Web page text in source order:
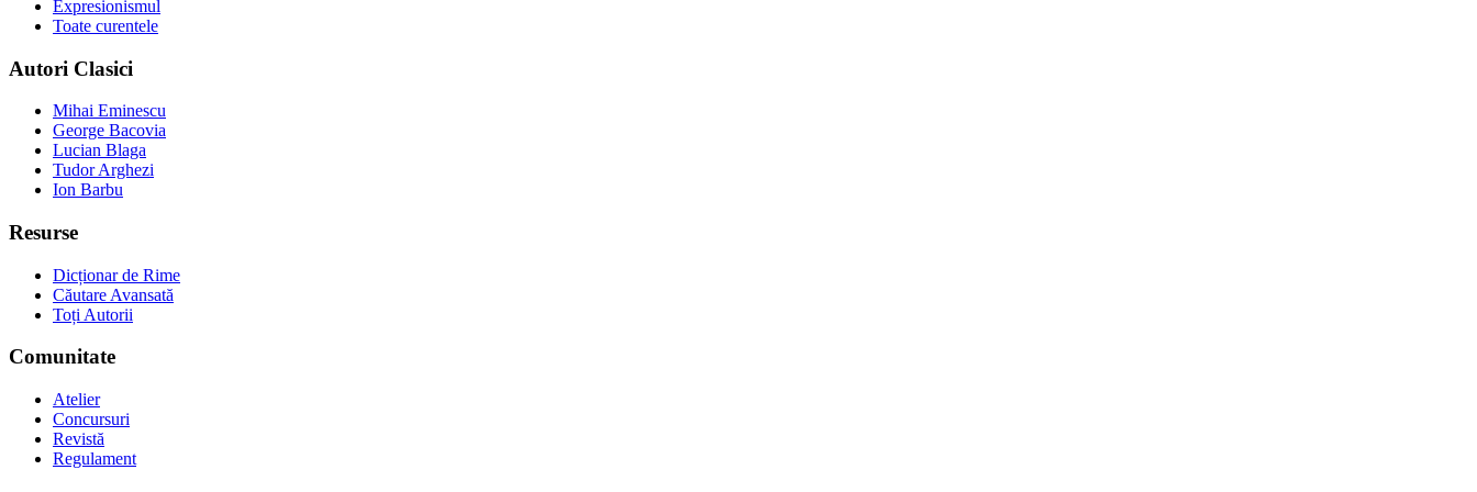
Expresionismul
Toate curentele
Autori Clasici
Mihai Eminescu
George Bacovia
Lucian Blaga
Tudor Arghezi
Ion Barbu
Resurse
Dicționar de Rime
Căutare Avansată
Toți Autorii
Comunitate
Atelier
Concursuri
Revistă
Regulament